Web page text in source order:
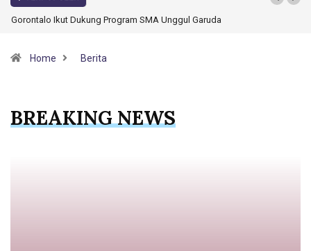
Gorontalo Ikut Dukung Program SMA Unggul Garuda Transformasi 2025
Home Berita
BREAKING NEWS